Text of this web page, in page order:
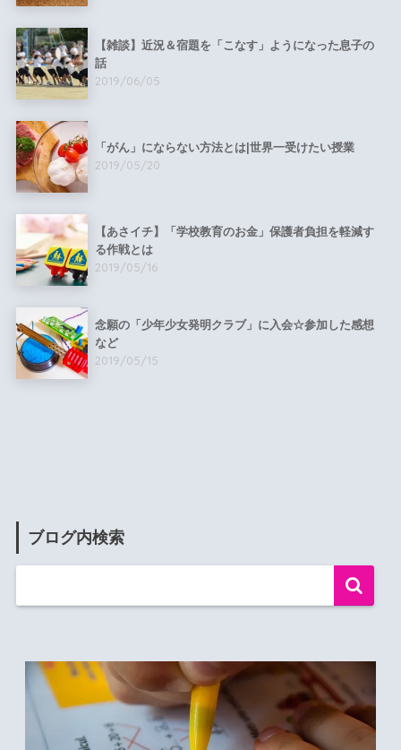
【雑談】近況＆宿題を「こなす」ようになった息子の
話
2019/06/05
「がん」にならない方法とは|世界一受けたい授業
2019/05/20
【あさイチ】「学校教育のお金」保護者負担を軽減す
る作戦とは
2019/05/16
念願の「少年少女発明クラブ」に入会☆参加した感想
など
2019/05/15
ブログ内検索